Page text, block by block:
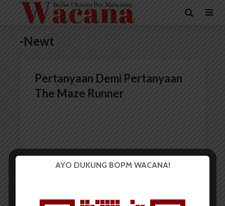
-Newt
Pertanyaan Demi Pertanyaan
The Maze Runner
AYO DUKUNG BOPM WACANA!